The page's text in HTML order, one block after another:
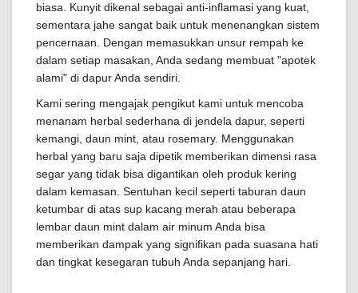
biasa. Kunyit dikenal sebagai anti-inflamasi yang kuat,
sementara jahe sangat baik untuk menenangkan sistem
pencernaan. Dengan memasukkan unsur rempah ke
dalam setiap masakan, Anda sedang membuat "apotek
alami" di dapur Anda sendiri.
Kami sering mengajak pengikut kami untuk mencoba
menanam herbal sederhana di jendela dapur, seperti
kemangi, daun mint, atau rosemary. Menggunakan
herbal yang baru saja dipetik memberikan dimensi rasa
segar yang tidak bisa digantikan oleh produk kering
dalam kemasan. Sentuhan kecil seperti taburan daun
ketumbar di atas sup kacang merah atau beberapa
lembar daun mint dalam air minum Anda bisa
memberikan dampak yang signifikan pada suasana hati
dan tingkat kesegaran tubuh Anda sepanjang hari.